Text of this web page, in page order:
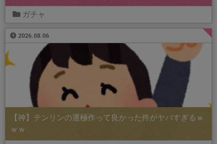
ガチャ
2026.08.06
【神】テンリンの運極作って良かった件がヤバすぎるｗ
ｗｗ